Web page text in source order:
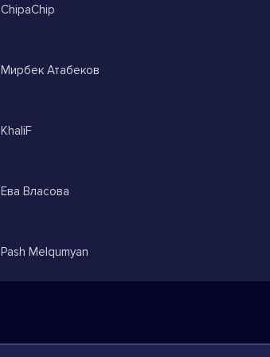
ChipaChip
Мирбек Атабеков
KhaliF
Ева Власова
Pash Melqumyan